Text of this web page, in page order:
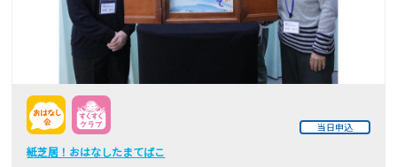
当日申込
紙芝居！おはなしたまてばこ